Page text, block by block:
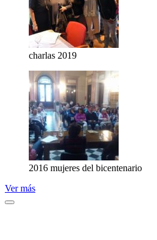
charlas 2019
2016 mujeres del bicentenario
Ver más